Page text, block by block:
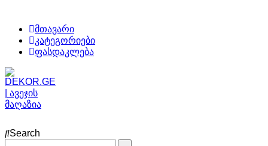
მთავარი
კატეგორიები
ფასდაკლება
Search